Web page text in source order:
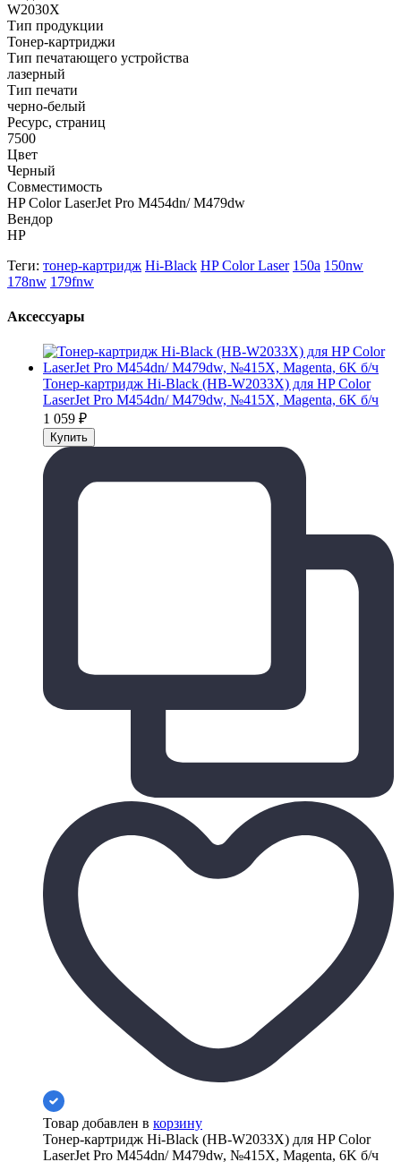
W2030X
Тип продукции
Тонер-картриджи
Тип печатающего устройства
лазерный
Тип печати
черно-белый
Ресурс, страниц
7500
Цвет
Черный
Совместимость
HP Color LaserJet Pro M454dn/ M479dw
Вендор
HP
Теги: тонер-картридж Hi-Black HP Color Laser 150a 150nw
178nw 179fnw
Аксессуары
Тонер-картридж Hi-Black (HB-W2033X) для HP Color
LaserJet Pro M454dn/ M479dw, №415X, Magenta, 6K б/ч
1 059 ₽
Товар добавлен в корзину
Тонер-картридж Hi-Black (HB-W2033X) для HP Color
LaserJet Pro M454dn/ M479dw, №415X, Magenta, 6K б/ч